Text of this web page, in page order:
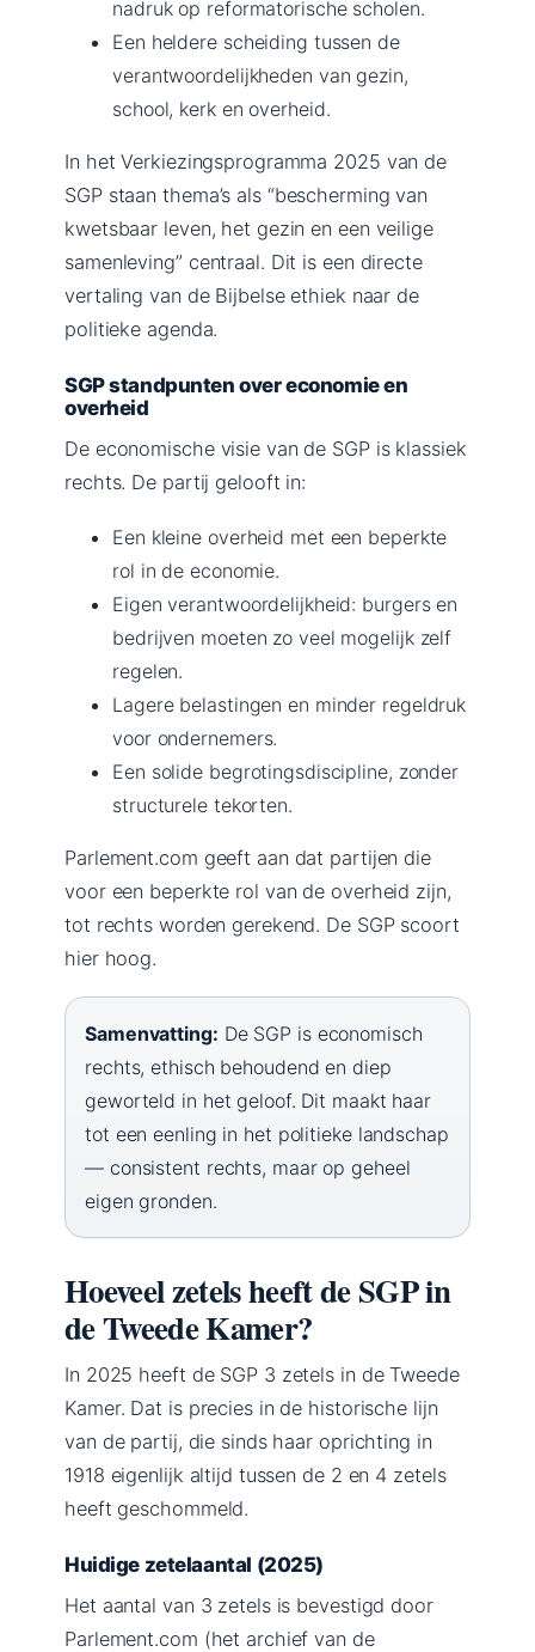
nadruk op reformatorische scholen.
Een heldere scheiding tussen de
verantwoordelijkheden van gezin,
school, kerk en overheid.
In het Verkiezingsprogramma 2025 van de
SGP staan thema’s als “bescherming van
kwetsbaar leven, het gezin en een veilige
samenleving” centraal. Dit is een directe
vertaling van de Bijbelse ethiek naar de
politieke agenda.
SGP standpunten over economie en
overheid
De economische visie van de SGP is klassiek
rechts. De partij gelooft in:
Een kleine overheid met een beperkte
rol in de economie.
Eigen verantwoordelijkheid: burgers en
bedrijven moeten zo veel mogelijk zelf
regelen.
Lagere belastingen en minder regeldruk
voor ondernemers.
Een solide begrotingsdiscipline, zonder
structurele tekorten.
Parlement.com geeft aan dat partijen die
voor een beperkte rol van de overheid zijn,
tot rechts worden gerekend. De SGP scoort
hier hoog.
Samenvatting: De SGP is economisch
rechts, ethisch behoudend en diep
geworteld in het geloof. Dit maakt haar
tot een eenling in het politieke landschap
— consistent rechts, maar op geheel
eigen gronden.
Hoeveel zetels heeft de SGP in
de Tweede Kamer?
In 2025 heeft de SGP 3 zetels in de Tweede
Kamer. Dat is precies in de historische lijn
van de partij, die sinds haar oprichting in
1918 eigenlijk altijd tussen de 2 en 4 zetels
heeft geschommeld.
Huidige zetelaantal (2025)
Het aantal van 3 zetels is bevestigd door
Parlement.com (het archief van de